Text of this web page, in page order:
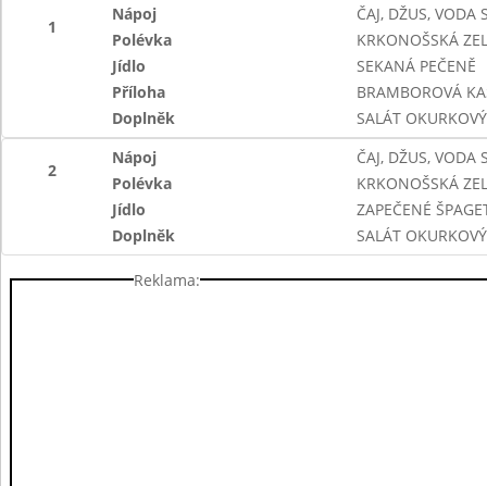
1
Nápoj
ČAJ, DŽUS, VODA
Polévka
KRKONOŠSKÁ
Jídlo
SEKANÁ PEČENĚ
Příloha
BRAMBOROVÁ
Doplněk
SALÁT
2
Nápoj
ČAJ, DŽUS, VODA
Polévka
KRKONOŠSKÁ
Jídlo
ZAPEČENÉ
Doplněk
SALÁT
Reklama: